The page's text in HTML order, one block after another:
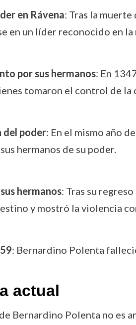
en Rávena: Tras la
en un líder reconocido en la
por sus hermanos: En
tomaron el control de la
del poder: En el mismo año
hermanos de su poder.
hermanos: Tras su
y mostró la violencia
: Bernardino Polenta
actual
Bernardino Polenta no es